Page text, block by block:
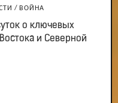
/ ВОЙНА
о ключевых
и Северной